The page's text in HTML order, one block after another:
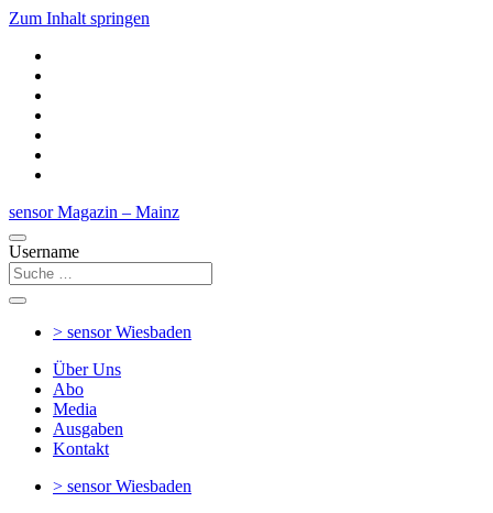
Zum Inhalt springen
sensor Magazin – Mainz
Username
> sensorWiesbaden
Über Uns
Abo
Media
Ausgaben
Kontakt
> sensorWiesbaden